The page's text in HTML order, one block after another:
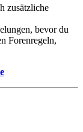
zusätzliche
bevor du
Forenregeln,